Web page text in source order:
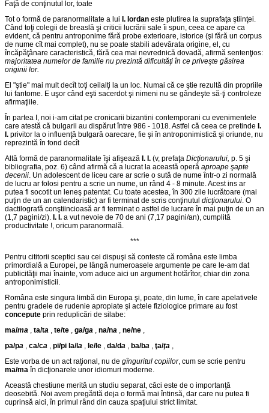
Faţă de conţinutul lor, toate
Tot o formă de paranormalitate a lui I. Iordan este plutirea la suprafaţa ştiinţei.
Când toţi colegii de breaslă şi criticii lucrării sale îi spun, ceea ce apare ca
evident, că pentru antroponime fără probe exterioare, istorice (şi fără un corpus
de nume cît mai complet), nu se poate stabili adevărata origine, el, cu
încăpăţânare caracteristică, fără cea mai nevrednică dovadă, afirmă sentenţios:
majoritatea numelor de familie nu prezintă dificultăţi în ce priveşte găsirea
originii lor.
El "ştie" mai mult decît toţi ceilalţi la un loc. Numai că ce ştie rezultă din propriile
lui fantome. E uşor când eşti sacerdot şi nimeni nu se gândeşte să-ţi controleze
afirmaţiile.
În partea I, noi i-am citat pe cronicarii bizantini contemporani cu evenimentele
care atestă că bulgarii au dispărut între 986 - 1018. Astfel că ceea ce pretinde I.
I. privitor la o influenţă bulgară oarecare, fie şi în antroponimistică şi oriunde, nu
reprezintă în fond decît
Altă formă de paranormalitate îşi afişează I. I. (v, prefaţa Dicţionarului, p. 5 şi
bibliografia, poz. 6) când afirmă că a lucrat la această operă aproape şapte
decenii. Un adolescent de liceu care ar scrie o sută de nume într-o zi normală
de lucru ar folosi pentru a scrie un nume, un rând 4 - 8 minute. Acest ins ar
putea fi socotit un leneş patentat. Cu toate acestea, în 300 zile lucrătoare (mai
puţin de un an calendaristic) ar fi terminat de scris conţinutul dicţionarului. O
dactilografă conştiincioasă ar fi terminat o astfel de lucrare în mai puţin de un an
(1,7 pagini/zi). I. I. a vut nevoie de 70 de ani (7,17 pagini/an), cumplită
productivitate !, oricum paranormală.
***
Pentru cititorii sceptici sau cei dispuşi să conteste că româna este limba
primordială a Europei, pe lângă numeroasele argumente pe care le-am dat
publicităţii mai înainte, vom aduce aici un argument hotărîtor, chiar din zona
antroponimisticii.
Româna este singura limbă din Europa şi, poate, din lume, în care apelativele
pentru gradele de rudenie apropiate şi actele fiziologice primare au fost
concepute prin reduplicări de silabe:
ma/ma , ta/ta , te/te , ga/ga , na/na , ne/ne ,
pa/pa , ca/ca , pi/pi la/la , le/le , da/da , ba/ba , ţa/ţa ,
Este vorba de un act raţional, nu de gînguritul copiilor, cum se scrie pentru
ma/ma în dicţionarele unor idiomuri moderne.
Această chestiune merită un studiu separat, căci este de o importanţă
deosebită. Noi avem pregătită deja o formă mai întinsă, dar care nu putea fi
cuprinsă aici, în primul rând din cauza spaţiului strict limitat.